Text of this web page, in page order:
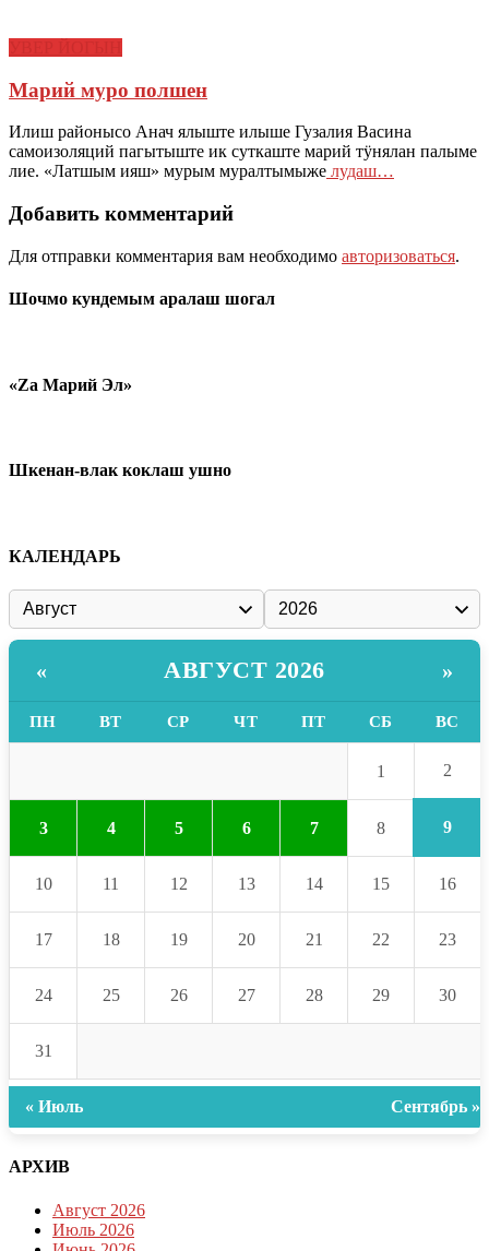
Марий муро полшен
Илиш районысо Анач ялыште илыше Гузалия Васина
самоизоляций пагытыште ик суткаште марий тӱнялан палыме
лие. «Латшым ияш» мурым муралтымыже лудаш…
Добавить комментарий
Для отправки комментария вам необходимо авторизоваться.
Шочмо кундемым аралаш шогал
«Zа Марий Эл»
Шкенан-влак коклаш ушно
КАЛЕНДАРЬ
« АВГУСТ 2026 »
ПН ВТ СР ЧТ ПТ СБ ВС
1 2
3 4 5 6 7 8 9
10 11 12 13 14 15 16
17 18 19 20 21 22 23
24 25 26 27 28 29 30
31
« Июль Сентябрь »
АРХИВ
Август 2026
Июль 2026